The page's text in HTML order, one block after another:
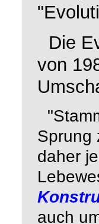
Die
von
Sprung
daher
auch